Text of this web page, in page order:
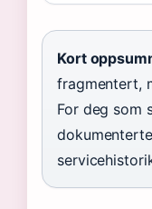
Kort
fragmentert,
For deg som